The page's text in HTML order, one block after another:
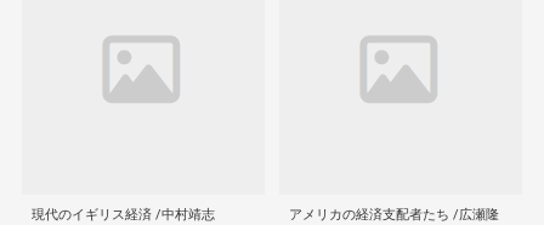
現代のイギリス経済 /中村靖志 アメリカの経済支配者たち /広瀬隆